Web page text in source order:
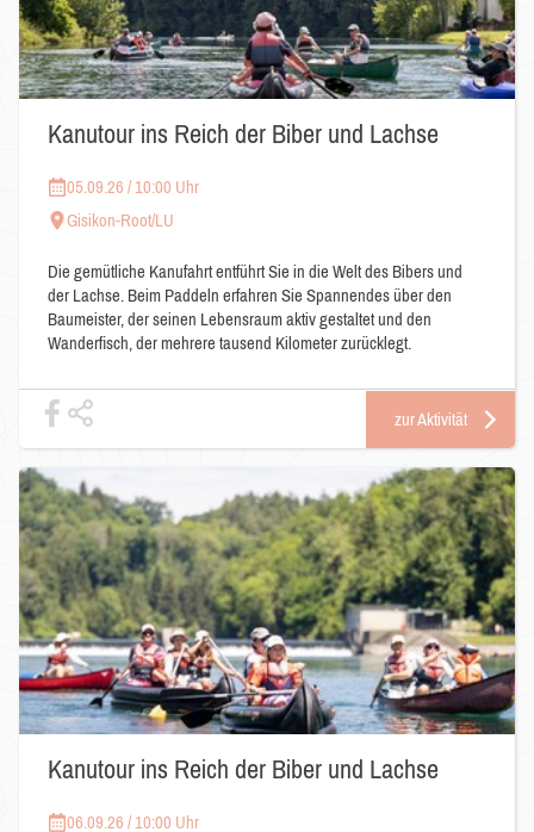
Kanutour ins Reich der Biber und Lachse
05.09.26 / 10:00 Uhr
Gisikon-Root/LU
Die gemütliche Kanufahrt entführt Sie in die Welt des Bibers und
der Lachse. Beim Paddeln erfahren Sie Spannendes über den
Baumeister, der seinen Lebensraum aktiv gestaltet und den
Wanderfisch, der mehrere tausend Kilometer zurücklegt.
zur Aktivität
Kanutour ins Reich der Biber und Lachse
06.09.26 / 10:00 Uhr